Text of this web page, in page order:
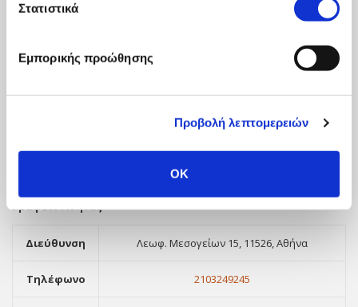
Στατιστικά
Εμπορικής προώθησης
Προβολή λεπτομερειών
OK
Διεύθυνση Μοναστηρίου 13, Θεσσαλονίκη, 546 27
2310551289
Γραφείο Αθήνας
Διεύθυνση Λεωφ. Μεσογείων 15, 11526, Αθήνα
Τηλέφωνο 2103249245